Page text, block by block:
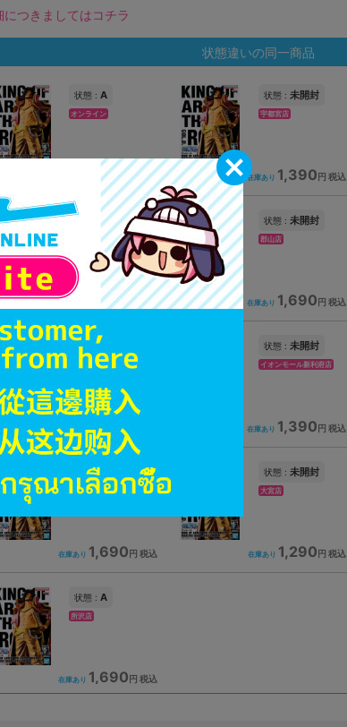
につきましてはコチラ
状態違いの同一商品
状態 : A
オンライン
1,690円 税込
状態 : 未開封
宇都宮店
在庫あり 1,390円 税込
未開封
在庫あり 1,690円 税込
状態 : 未開封
郡山店
在庫あり 1,690 円 税込
状態 :未開封
宇都宮店
在庫あり 1,190円 税込
状態 : 未開封
イオンモール新利府店
在庫あり 1,390円 税込
状態 : 未開封
スマーク伊勢崎店
在庫あり 1,690円 税込
状態 : 未開封
大宮店
在庫あり 1,290円 税込
状態 : A
所沢店
在庫あり 1,690 円 税込